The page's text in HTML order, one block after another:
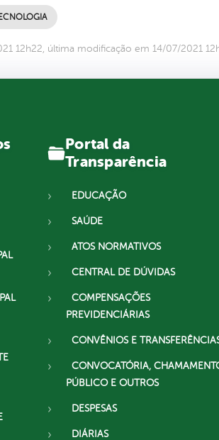
12h22, última modificação em 14/07/2021
Portal da
Transparência
EDUCAÇÃO
SAÚDE
ATOS NORMATIVOS
CENTRAL DE DÚVIDAS
COMPENSAÇÕES
PREVIDENCIÁRIAS
CONVÊNIOS E
CONVOCATÓRIA,
PÚBLICO E OUTROS
DESPESAS
DIÁRIAS